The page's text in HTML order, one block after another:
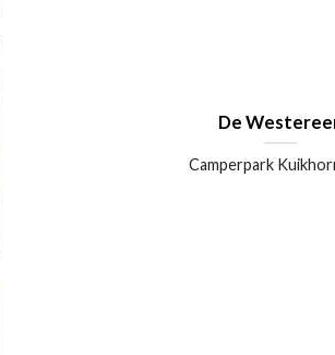
De
Camperpark